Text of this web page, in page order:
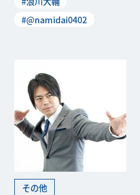
#@namidai0402
その他